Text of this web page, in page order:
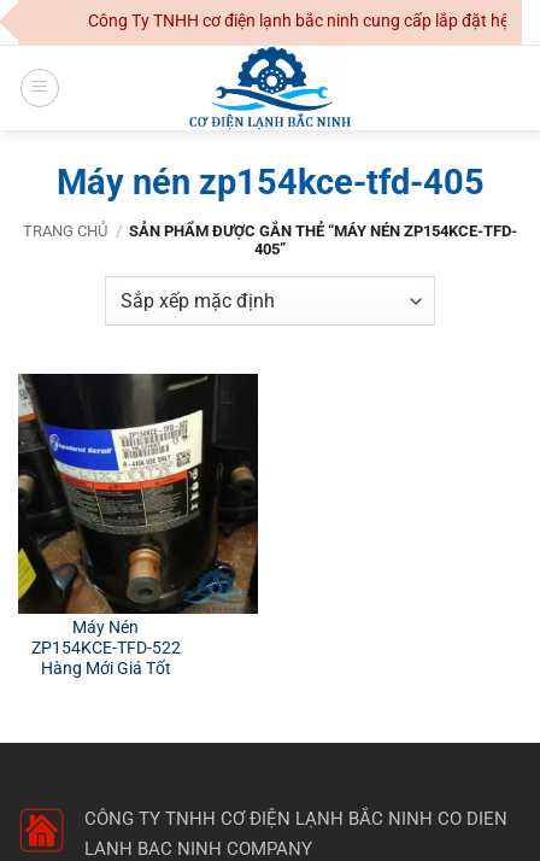
Skip
to
content
Công Ty TNHH cơ điện lạnh bắc ninh cung cấp lắp đặt hệ
Máy nén zp154kce-tfd-405
TRANG CHỦ / SẢN PHẨM ĐƯỢC GẮN THẺ “MÁY NÉN ZP154KCE-TFD-
405”
Máy Nén
ZP154KCE-TFD-522
Hàng Mới Giá Tốt
CÔNG TY TNHH CƠ ĐIỆN LẠNH BẮC NINH CO DIEN
LANH BAC NINH COMPANY